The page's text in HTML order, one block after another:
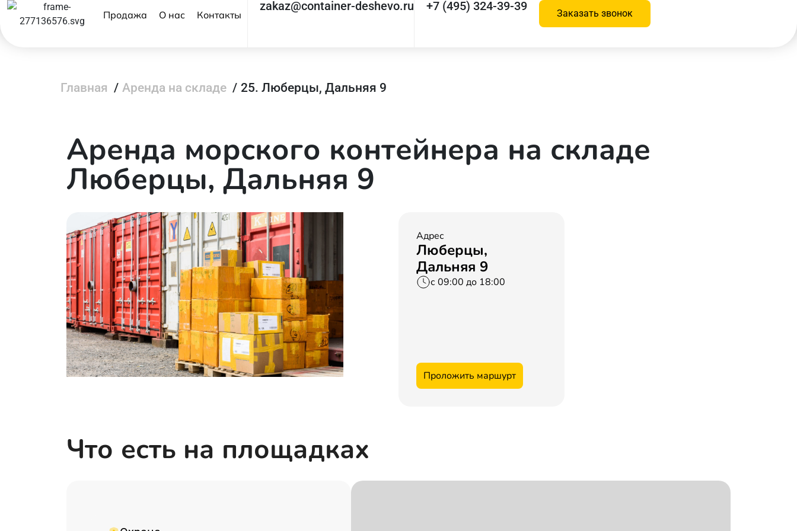
Продажа О нас Контакты
zakaz@container-deshevo.ru +7 (495) 324-39-39
Заказать звонок
Главная / Аренда на складе / 25. Люберцы, Дальняя 9
Аренда морского контейнера на складе
Люберцы, Дальняя 9
Адрес
Люберцы,
Дальняя 9
с 09:00 до 18:00
Проложить маршурт
Что есть на площадках